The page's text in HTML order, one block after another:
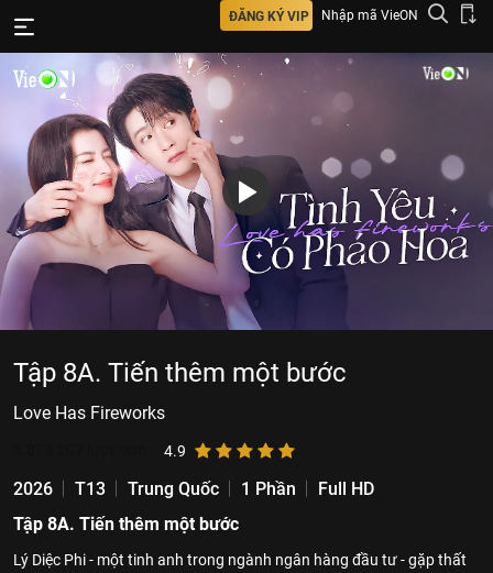
ĐĂNG KÝ VIP Nhập mã VieON
Tập 8A. Tiến thêm một bước
Love Has Fireworks
4.9
2026 T13 Trung Quốc 1 Phần
Full HD
Tập 8A. Tiến thêm một bước
Lý Diệc Phi - một tinh anh trong ngành ngân hàng đầu tư - gặp thất